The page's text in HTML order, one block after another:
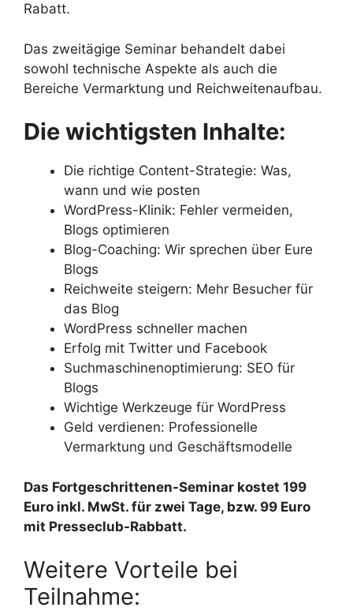
Rabatt.
Das zweitägige Seminar behandelt dabei
sowohl technische Aspekte als auch die
Bereiche Vermarktung und Reichweitenaufbau.
Die wichtigsten Inhalte:
Die richtige Content-Strategie: Was,
wann und wie posten
WordPress-Klinik: Fehler vermeiden,
Blogs optimieren
Blog-Coaching: Wir sprechen über Eure
Blogs
Reichweite steigern: Mehr Besucher für
das Blog
WordPress schneller machen
Erfolg mit Twitter und Facebook
Suchmaschinenoptimierung: SEO für
Blogs
Wichtige Werkzeuge für WordPress
Geld verdienen: Professionelle
Vermarktung und Geschäftsmodelle
Das Fortgeschrittenen-Seminar kostet 199
Euro inkl. MwSt. für zwei Tage, bzw. 99 Euro
mit Presseclub-Rabbatt.
Weitere Vorteile bei
Teilnahme: